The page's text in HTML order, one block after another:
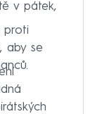
v pátek,
proti
aby se